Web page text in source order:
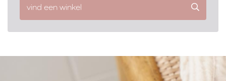
vind een winkel